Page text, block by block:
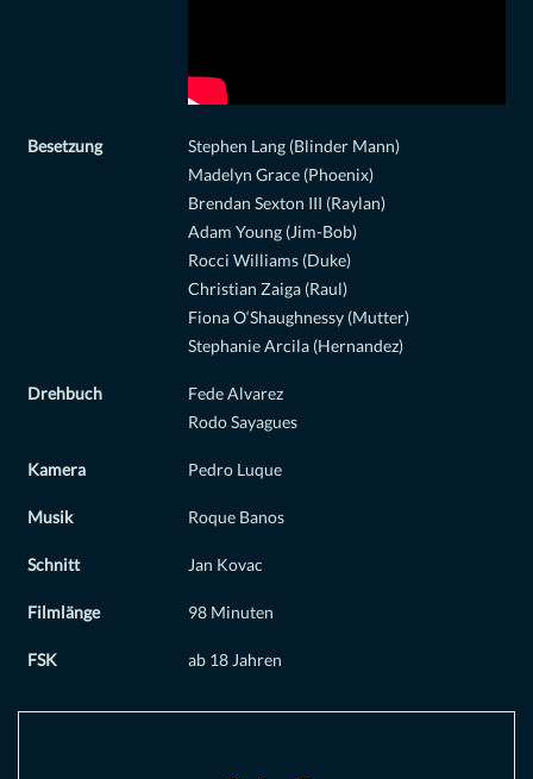
Besetzung
Stephen Lang (Blinder Mann)
Madelyn Grace (Phoenix)
Brendan Sexton III (Raylan)
Adam Young (Jim-Bob)
Rocci Williams (Duke)
Christian Zaiga (Raul)
Fiona O‘Shaughnessy (Mutter)
Stephanie Arcila (Hernandez)
Drehbuch
Fede Alvarez
Rodo Sayagues
Kamera Pedro Luque
Musik Roque Banos
Schnitt Jan Kovac
Filmlänge 98 Minuten
FSK ab 18 Jahren